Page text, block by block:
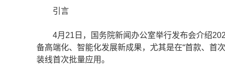
引言
4月21日，国务院新闻办公室举行发布会介绍
备高端化、智能化发展新成果，尤其是在“首款、
装线首次批量应用。